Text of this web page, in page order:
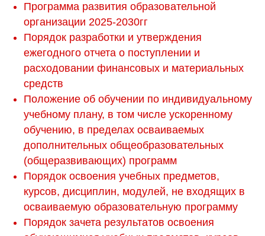
Программа развития образовательной
организации 2025-2030гг
Порядок разработки и утверждения
ежегодного отчета о поступлении и
расходовании финансовых и материальных
средств
Положение об обучении по индивидуальному
учебному плану, в том числе ускоренному
обучению, в пределах осваиваемых
дополнительных общеобразовательных
(общеразвивающих) программ
Порядок освоения учебных предметов,
курсов, дисциплин, модулей, не входящих в
осваиваемую образовательную программу
Порядок зачета результатов освоения